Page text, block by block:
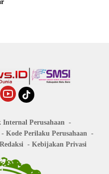
Internal Perusahaan
Kode Perilaku Perusahaan
Kebijakan Privasi